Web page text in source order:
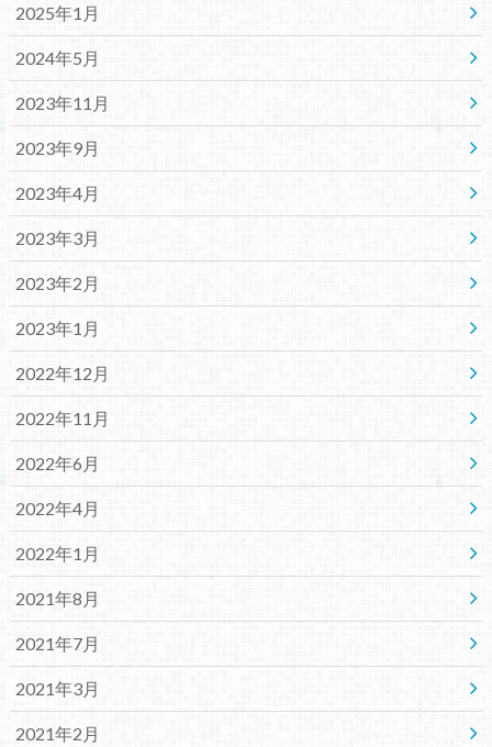
2025年1月
2024年5月
2023年11月
2023年9月
2023年4月
2023年3月
2023年2月
2023年1月
2022年12月
2022年11月
2022年6月
2022年4月
2022年1月
2021年8月
2021年7月
2021年3月
2021年2月